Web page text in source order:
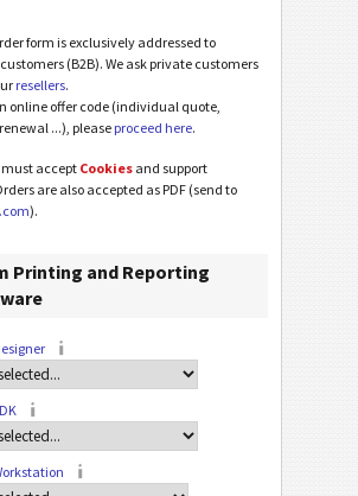
form is exclusively addressed to
(B2B). We ask private customers
resellers.
online offer code (individual quote,
...), pleaseproceed here.
must accept Cookies and support
are also accepted as PDF (send to
).
Printing and Reporting